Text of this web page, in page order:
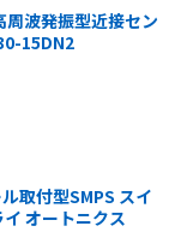
周波発振型近接セン
15DN2
取付型SMPS スイ
オートニクス